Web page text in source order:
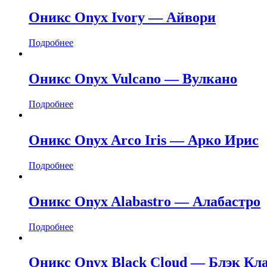
Оникс Onyx Ivory — Айвори
Подробнее
Оникс Onyx Vulcano — Вулкано
Подробнее
Оникс Onyx Arco Iris — Арко Ирис
Подробнее
Оникс Onyx Alabastro — Алабастро
Подробнее
Оникс Onyx Black Cloud — Блэк